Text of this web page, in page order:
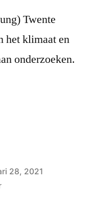
Twente
het klimaat en
onderzoeken.
28, 2021